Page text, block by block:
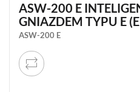
ASW-200 E
GNIAZDEM TYPU E
ASW-200 E